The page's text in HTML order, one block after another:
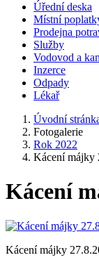
Úřední deska
Místní
Prodejna
Služby
Vodovod a
Inzerce
Odpady
Lékař
Úvodní
Fotogalerie
Rok 2022
Kácení májky
Kácení
Kácení májky